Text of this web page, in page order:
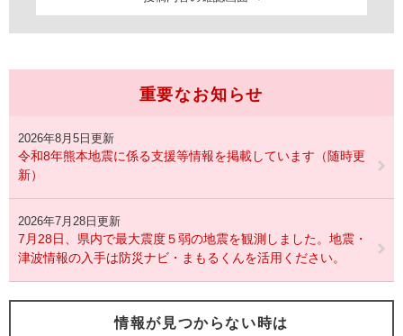
重要なお知らせ
2026年8月5日更新
令和8年熊本地震に係る支援等情報を掲載しています（随時更
新）
2026年7月28日更新
7月28日、県内で最大震度５弱の地震を観測しました。地震・
津波情報の入手は防災ナビ・まもるくんを活用ください。
情報が見つからない時は